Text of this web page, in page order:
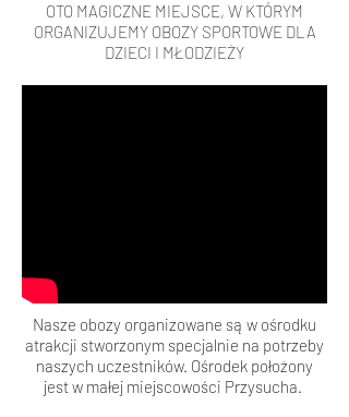
OTO MAGICZNE MIEJSCE, W KTÓRYM
ORGANIZUJEMY OBOZY SPORTOWE DLA
DZIECI I MŁODZIEŻY
Nasze obozy organizowane są w ośrodku
atrakcji stworzonym specjalnie na potrzeby
naszych uczestników. Ośrodek położony
jest w małej miejscowości Przysucha.